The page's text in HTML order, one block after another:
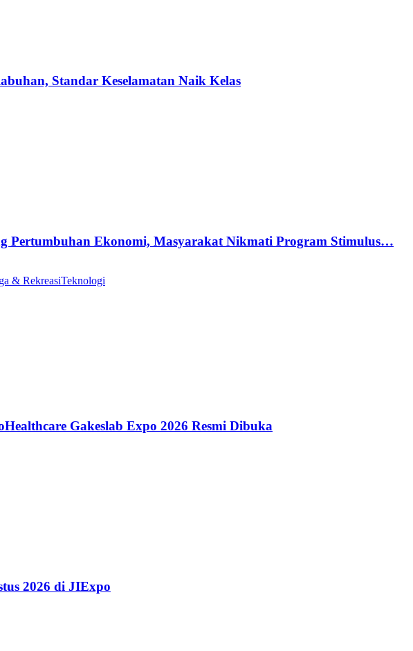
Standar Keselamatan Naik Kelas
Pertumbuhan Ekonomi, Masyarakat Nikmati Program Stimulus…
& RekreasiTeknologi
Gakeslab Expo 2026 Resmi Dibuka
2026 di JIExpo